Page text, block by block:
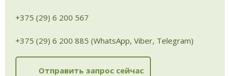
+375 (29) 6 200 567
+375 (29) 6 200 885 (WhatsApp, Viber, Telegram)
Отправить запрос сейчас